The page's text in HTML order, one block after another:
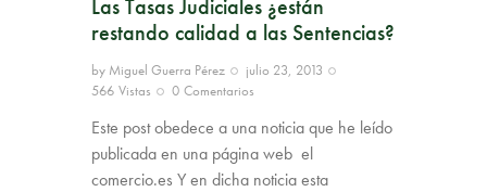
Las Tasas Judiciales ¿están
restando calidad a las Sentencias?
by Miguel Guerra Pérez
julio 23, 2013
566 Vistas 0 Comentarios
Este post obedece a una noticia que he leído
publicada en una página web el
comercio.es Y en dicha noticia esta